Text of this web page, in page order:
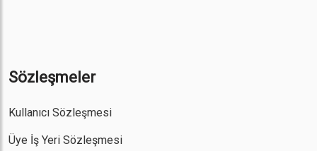
Sözleşmeler
Kullanıcı Sözleşmesi
Üye İş Yeri Sözleşmesi